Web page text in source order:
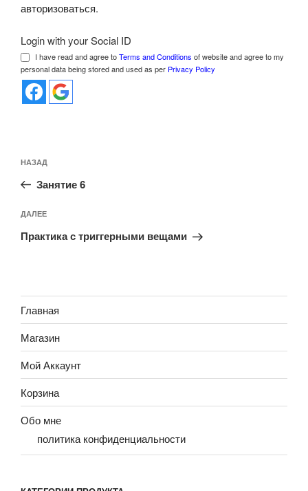
авторизоваться.
Login with your Social ID
I have read and agree toTerms and Conditions of website and agree to my
personal data being stored and used as per Privacy Policy
по
записям
Предыдущая
запись:
НАЗАД
Занятие 6
Следующая
запись
ДАЛЕЕ
Практика с триггерными вещами
Главная
Магазин
Мой Аккаунт
Корзина
Обо мне
политика конфиденциальности